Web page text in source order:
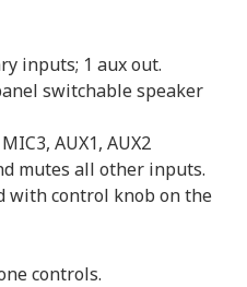
inputs; 1 aux out.
switchable speaker
AUX1, AUX2
mutes all other inputs.
with control knob on the
controls.